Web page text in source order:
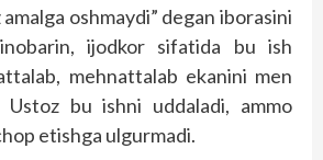
oshmaydi” degan iborasini
ijodkor sifatida bu ish
mehnattalab ekanini men
Ustoz bu ishni uddaladi, ammo
etishga ulgurmadi.